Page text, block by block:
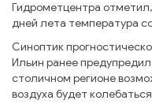
Гидрометцентра
дней лета температура
Синоптик
Ильин ранее
столичном регионе
воздуха будет колебаться